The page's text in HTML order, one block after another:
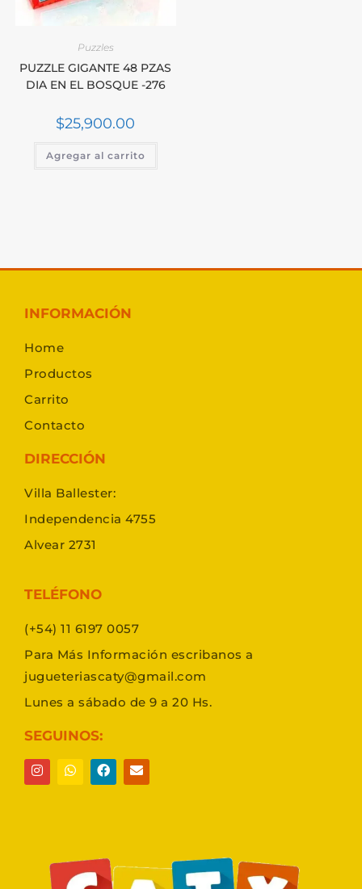
Puzzles
PUZZLE GIGANTE 48 PZAS
DIA EN EL BOSQUE -276
$25,900.00
Agregar al carrito
INFORMACIÓN
Home
Productos
Carrito
Contacto
DIRECCIÓN
Villa Ballester:
Independencia 4755
Alvear 2731
TELÉFONO
(+54) 11 6197 0057
Para Más Información escribanos a
jugueteriascaty@gmail.com
Lunes a sábado de 9 a 20 Hs.
SEGUINOS: